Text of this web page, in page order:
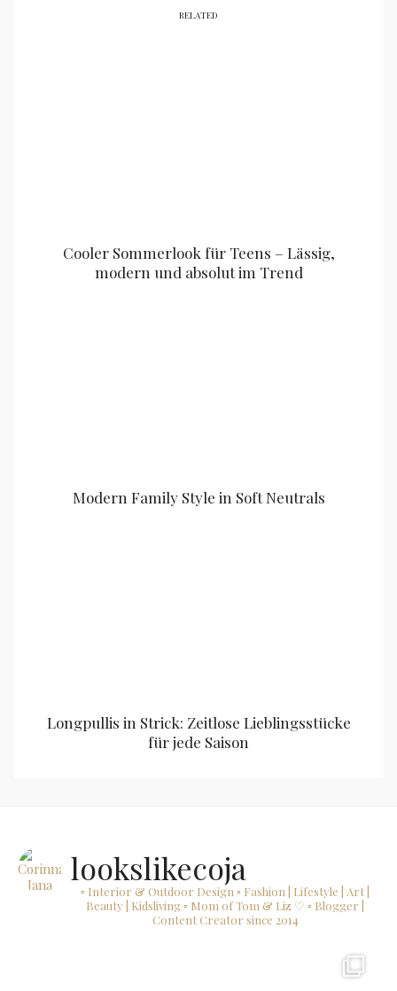
RELATED
Cooler Sommerlook für Teens – Lässig,
modern und absolut im Trend
Modern Family Style in Soft Neutrals
Longpullis in Strick: Zeitlose Lieblingsstücke
für jede Saison
lookslikecoja
▫ Interior & Outdoor Design ▫ Fashion | Lifestyle | Art |
Beauty | Kidsliving▫ Mom of Tom & Liz ♡ ▫ Blogger |
Content Creator since 2014